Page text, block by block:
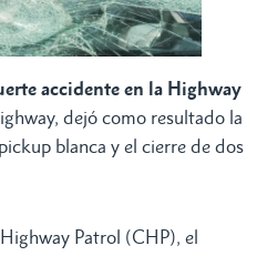
accidente en la Highway
dejó como resultado la
blanca y el cierre de dos
Patrol (CHP), el